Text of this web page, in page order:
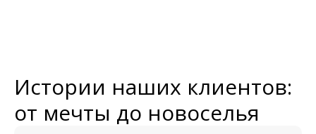
Истории наших клиентов:
от мечты до новоселья